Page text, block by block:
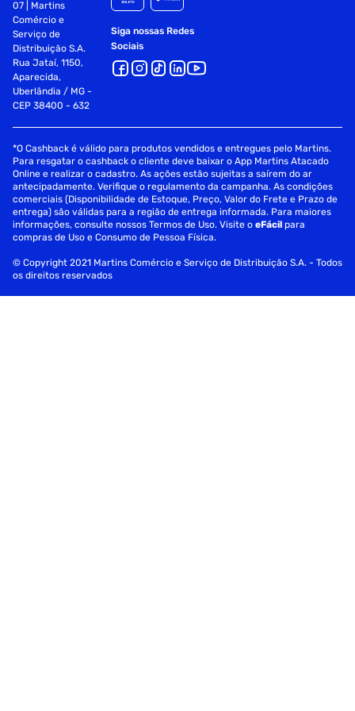
07 | Martins
Comércio e
Serviço de
Distribuição S.A.
Rua Jataí, 1150,
Aparecida,
Uberlândia / MG -
CEP 38400 - 632
Siga nossas Redes
Sociais
*O Cashback é válido para produtos vendidos e entregues pelo Martins.
Para resgatar o cashback o cliente deve baixar o App Martins Atacado
Online e realizar o cadastro. As ações estão sujeitas a saírem do ar
antecipadamente. Verifique o regulamento da campanha. As condições
comerciais (Disponibilidade de Estoque, Preço, Valor do Frete e Prazo de
entrega) são válidas para a região de entrega informada. Para maiores
informações, consulte nossos Termos de Uso. Visite oeFácil para
compras de Uso e Consumo de Pessoa Física.
© Copyright 2021 Martins Comércio e Serviço de Distribuição S.A. - Todos
os direitos reservados